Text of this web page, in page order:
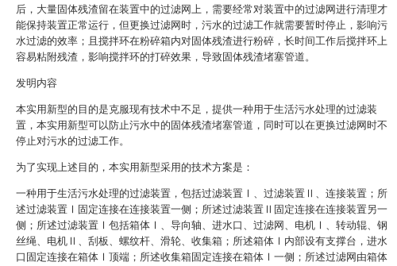
后，大量固体残渣留在装置中的过滤网上，需要经常对装置中的过滤网进行清理才
能保持装置正常运行，但更换过滤网时，污水的过滤工作就需要暂时停止，影响污
水过滤的效率；且搅拌环在粉碎箱内对固体残渣进行粉碎，长时间工作后搅拌环上
容易粘附残渣，影响搅拌环的打碎效果，导致固体残渣堵塞管道。
发明内容
本实用新型的目的是克服现有技术中不足，提供一种用于生活污水处理的过滤装
置，本实用新型可以防止污水中的固体残渣堵塞管道，同时可以在更换过滤网时不
停止对污水的过滤工作。
为了实现上述目的，本实用新型采用的技术方案是：
一种用于生活污水处理的过滤装置，包括过滤装置Ⅰ、过滤装置Ⅱ、连接装置；所
述过滤装置Ⅰ固定连接在连接装置一侧；所述过滤装置Ⅱ固定连接在连接装置另一
侧；所述过滤装置Ⅰ包括箱体Ⅰ、导向轴、进水口、过滤网、电机Ⅰ、转动辊、钢
丝绳、电机Ⅱ、刮板、螺纹杆、滑轮、收集箱；所述箱体Ⅰ内部设有支撑台，进水
口固定连接在箱体Ⅰ顶端；所述收集箱固定连接在箱体Ⅰ一侧；所述过滤网由箱体